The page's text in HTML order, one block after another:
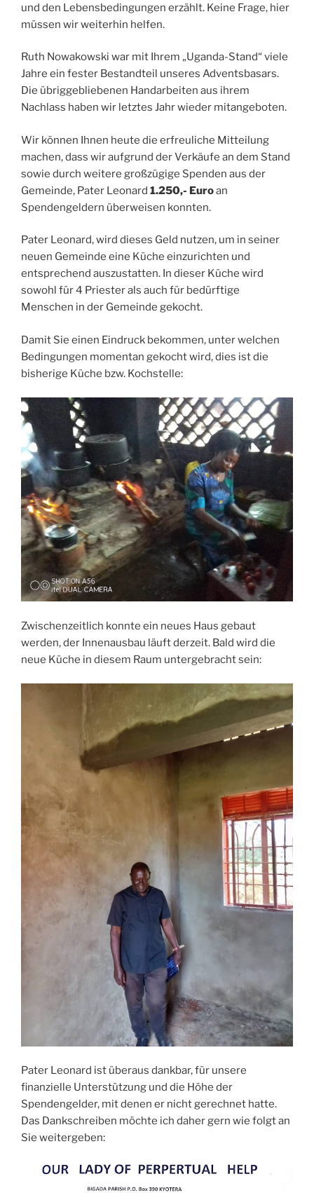
und den Lebensbedingungen erzählt. Keine Frage, hier
müssen wir weiterhin helfen.
Ruth Nowakowski war mit Ihrem „Uganda-Stand“ viele
Jahre ein fester Bestandteil unseres Adventsbasars.
Die übriggebliebenen Handarbeiten aus ihrem
Nachlass haben wir letztes Jahr wieder mitangeboten.
Wir können Ihnen heute die erfreuliche Mitteilung
machen, dass wir aufgrund der Verkäufe an dem Stand
sowie durch weitere großzügige Spenden aus der
Gemeinde, Pater Leonard 1.250,- Euroan
Spendengeldern überweisen konnten.
Pater Leonard, wird dieses Geld nutzen, um in seiner
neuen Gemeinde eine Küche einzurichten und
entsprechend auszustatten. In dieser Küche wird
sowohl für 4 Priester als auch für bedürftige
Menschen in der Gemeinde gekocht.
Damit Sie einen Eindruck bekommen, unter welchen
Bedingungen momentan gekocht wird, dies ist die
bisherige Küche bzw. Kochstelle:
Zwischenzeitlich konnte ein neues Haus gebaut
werden, der Innenausbau läuft derzeit. Bald wird die
neue Küche in diesem Raum untergebracht sein:
Pater Leonard ist überaus dankbar, für unsere
finanzielle Unterstützung und die Höhe der
Spendengelder, mit denen er nicht gerechnet hatte.
Das Dankschreiben möchte ich daher gern wie folgt an
Sie weitergeben: